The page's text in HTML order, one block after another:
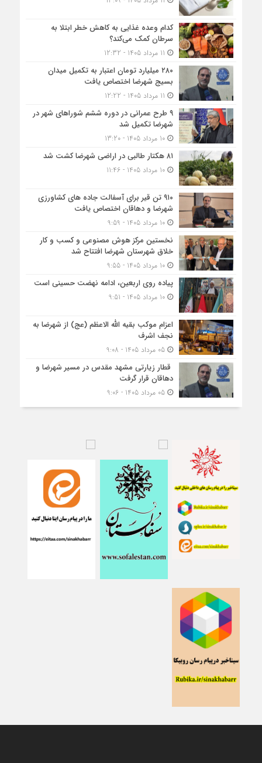
کدام وعده غذایی به کاهش خطر ابتلا به
سرطان کمک می‌کند؟
۲۸۰ میلیارد تومان اعتبار به تکمیل میدان
بسیج شهرضا اختصاص یافت
۹ طرح عمرانی در دوره ششم شوراهای شهر در
شهرضا تکمیل شد
10 مرداد 1405 - 13:20
۸۱ هکتار طالبی در اراضی شهرضا کشت شد
10 مرداد 1405 - 11:46
۹۱۰ تن قیر برای آسفالت جاده های کشاورزی
شهرضا و دهاقان اختصاص یافت
10 مرداد 1405 - 9:59
نخستین مرکز هوش مصنوعی و کسب‌ و کار
خلاق شهرستان شهرضا افتتاح شد
10 مرداد 1405 - 9:55
پیاده روی اربعین، ادامه نهضت حسینی است
10 مرداد 1405 - 9:51
اعزام موکب بقیه الله الاعظم (عج) از شهرضا به
نجف اشرف
05 مرداد 1405 - 9:08
قطار زیارتی مشهد مقدس در مسیر شهرضا و
دهاقان قرار گرفت
05 مرداد 1405 - 9:06